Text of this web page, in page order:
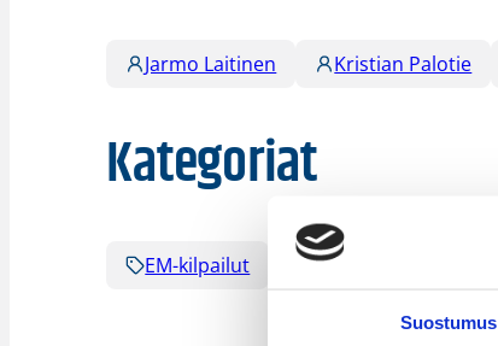
Suostumus
Jarmo Laitinen Kristian Palotie
Kategoriat
EM-kilpailut Koripalloliitto